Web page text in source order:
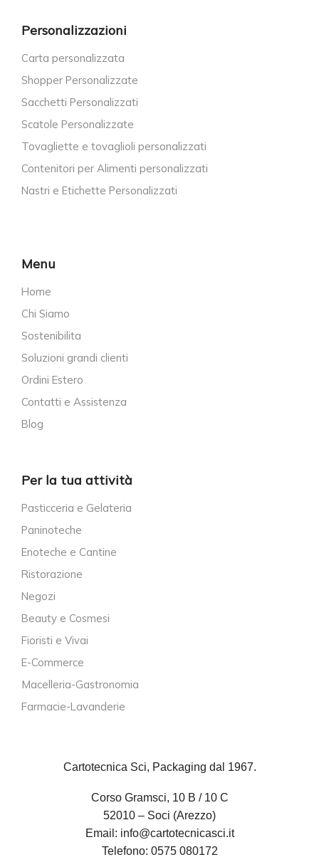
Personalizzazioni
Carta personalizzata
Shopper Personalizzate
Sacchetti Personalizzati
Scatole Personalizzate
Tovagliette e tovaglioli personalizzati
Contenitori per Alimenti personalizzati
Nastri e Etichette Personalizzati
Menu
Home
Chi Siamo
Sostenibilita
Soluzioni grandi clienti
Ordini Estero
Contatti e Assistenza
Blog
Per la tua attività
Pasticceria e Gelateria
Paninoteche
Enoteche e Cantine
Ristorazione
Negozi
Beauty e Cosmesi
Fioristi e Vivai
E-Commerce
Macelleria-Gastronomia
Farmacie-Lavanderie
Cartotecnica Sci, Packaging dal 1967.
Corso Gramsci, 10 B / 10 C
52010 – Soci (Arezzo)
Email: info@cartotecnicasci.it
Telefono: 0575 080172